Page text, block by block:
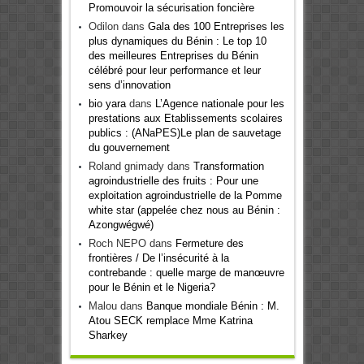
Promouvoir la sécurisation foncière
Odilondans Gala des 100 Entreprises les
plus dynamiques du Bénin : Le top 10
des meilleures Entreprises du Bénin
célébré pour leur performance et leur
sens d’innovation
bio yaradans
L’Agence nationale pour les
prestations aux Etablissements scolaires
publics : (ANaPES)Le plan de sauvetage
du gouvernement
Roland gnimadydans Transformation
agroindustrielle des fruits : Pour une
exploitation agroindustrielle de la Pomme
white star (appelée chez nous au Bénin :
Azongwégwé)
Roch NEPOdans Fermeture des
frontières / De l’insécurité à la
contrebande : quelle marge de manœuvre
pour le Bénin et le Nigeria?
Maloudans Banque mondiale Bénin : M.
Atou SECK remplace Mme Katrina
Sharkey